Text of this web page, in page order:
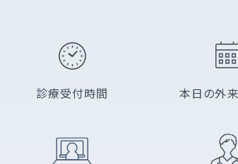
診療受付時間 本日の外